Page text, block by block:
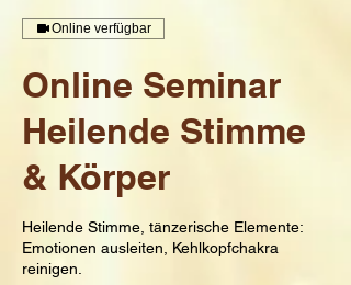
Online verfügbar
Online Seminar
Heilende Stimme
& Körper
Heilende Stimme, tänzerische Elemente:
Emotionen ausleiten, Kehlkopfchakra
reinigen.